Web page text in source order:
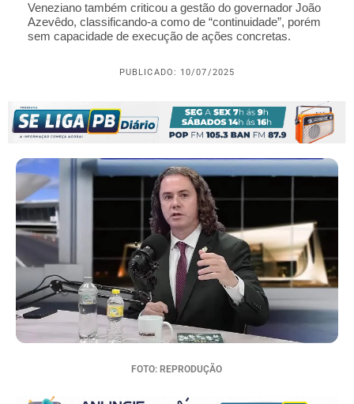
Veneziano também criticou a gestão do governador João
Azevêdo, classificando-a como de “continuidade”, porém
sem capacidade de execução de ações concretas.
PUBLICADO: 10/07/2025
FOTO: REPRODUÇÃO